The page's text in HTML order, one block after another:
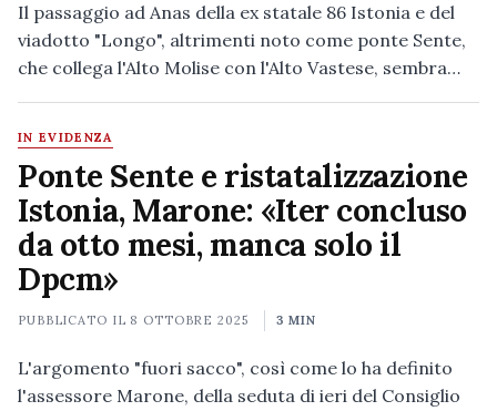
Il passaggio ad Anas della ex statale 86 Istonia e del
viadotto "Longo", altrimenti noto come ponte Sente,
che collega l'Alto Molise con l'Alto Vastese, sembra…
IN EVIDENZA
Ponte Sente e ristatalizzazione
Istonia, Marone: «Iter concluso
da otto mesi, manca solo il
Dpcm»
PUBBLICATO IL 8 OTTOBRE 2025 3 MIN
L'argomento "fuori sacco", così come lo ha definito
l'assessore Marone, della seduta di ieri del Consiglio